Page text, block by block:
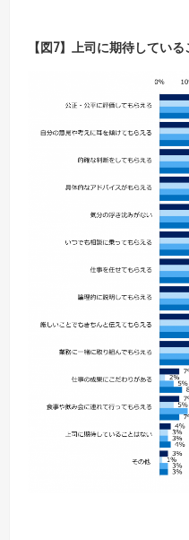
【図7】上司に期待している